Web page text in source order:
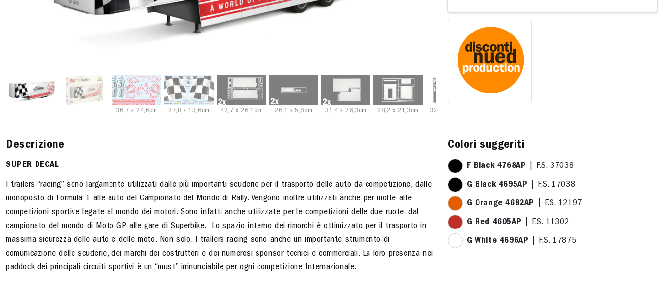
36,7 x 24,6cm 27,8 x 13,6cm 42,7 x 26,1cm 26,1 x 5,8cm 31,4 x 26,3cm 28,2 x 21,3cm 32,4 x 24,4cm
Descrizione
SUPER DECAL
I trailers “racing” sono largamente utilizzati dalle più importanti scuderie per il trasporto delle auto da competizione, dalle
monoposto di Formula 1 alle auto del Campionato del Mondo di Rally. Vengono inoltre utilizzati anche per molte alte
competizioni sportive legate al mondo dei motori. Sono infatti anche utilizzate per le competizioni delle due ruote, dal
campionato del mondo di Moto GP alle gare di Superbike. Lo spazio interno dei rimorchi è ottimizzato per il trasporto in
massima sicurezza delle auto e delle moto. Non solo. I trailers racing sono anche un importante strumento di
comunicazione delle scuderie, dei marchi dei costruttori e dei numerosi sponsor tecnici e commerciali. La loro presenza nei
paddock dei principali circuiti sportivi è un “must” irrinunciabile per ogni competizione Internazionale.
Colori suggeriti
F Black 4768AP | F.S. 37038
G Black 4695AP | F.S. 17038
G Orange 4682AP | F.S. 12197
G Red 4605AP | F.S. 11302
G White 4696AP | F.S. 17875